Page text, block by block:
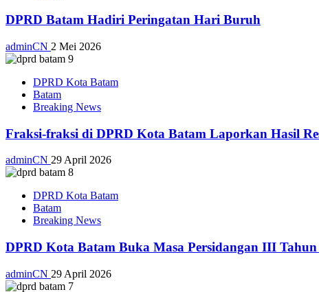
DPRD Batam Hadiri Peringatan Hari Buruh
adminCN 2 Mei 2026
DPRD Kota Batam
Batam
Breaking News
Fraksi-fraksi di DPRD Kota Batam Laporkan Hasil
adminCN 29 April 2026
DPRD Kota Batam
Batam
Breaking News
DPRD Kota Batam Buka Masa Persidangan III Tahun
adminCN 29 April 2026